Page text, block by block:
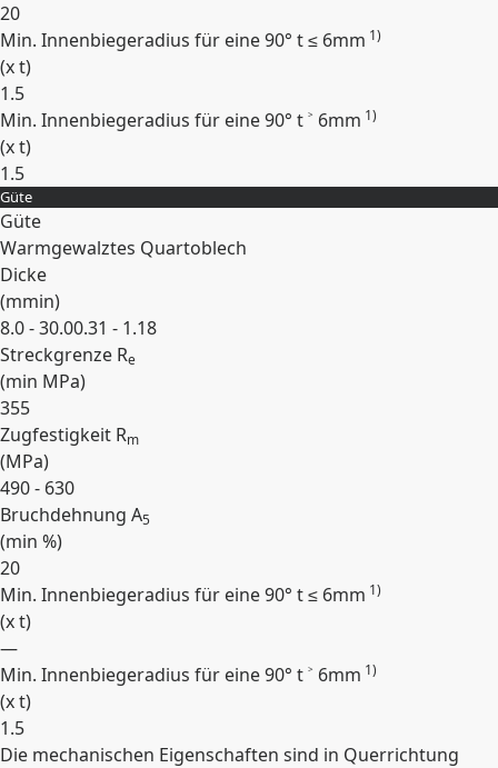
20
Min. Innenbiegeradius für eine 90° t ≤ 6mm 1)
(x t)
1.5
Min. Innenbiegeradius für eine 90° t ˃ 6mm 1)
(x t)
1.5
Erweitern
Güte
Güte
Warmgewalztes Quartoblech
Dicke
(mmin)
8.0 - 30.00.31 - 1.18
Streckgrenze Re
(min MPa)
355
Zugfestigkeit Rm
(MPa)
490 - 630
Bruchdehnung A5
(min %)
20
Min. Innenbiegeradius für eine 90° t ≤ 6mm 1)
(x t)
—
Min. Innenbiegeradius für eine 90° t ˃ 6mm 1)
(x t)
1.5
Erweitern
Die mechanischen Eigenschaften sind in Querrichtung